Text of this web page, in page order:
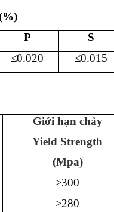
P S
≤0.020 ≤0.01 5
Giới hạn chảy
Yield Strength
(Mpa)
≥300
≥280